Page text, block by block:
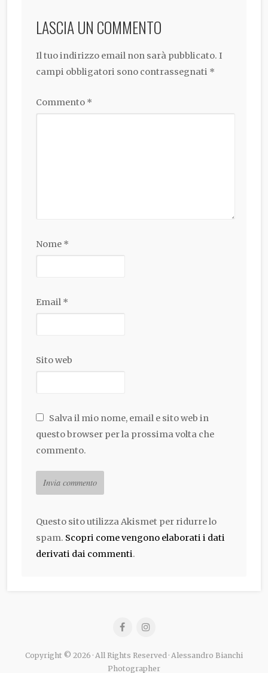
LASCIA UN COMMENTO
Il tuo indirizzo email non sarà pubblicato. I
campi obbligatori sono contrassegnati *
Commento *
Nome *
Email *
Sito web
Salva il mio nome, email e sito web in
questo browser per la prossima volta che
commento.
Questo sito utilizza Akismet per ridurre lo
spam. Scopri come vengono elaborati i dati
derivati dai commenti.
Copyright © 2026 · All Rights Reserved · Alessandro Bianchi
Photographer